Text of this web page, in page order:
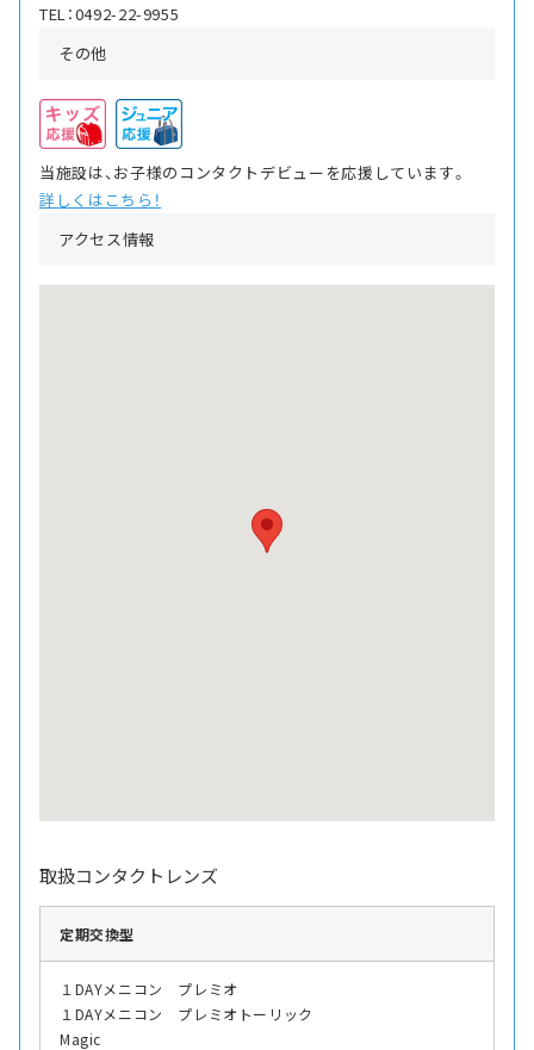
TEL：0492-22-9955
その他
当施設は、お子様のコンタクトデビューを応援しています。
詳しくはこちら！
アクセス情報
取扱コンタクトレンズ
定期交換型
１DAYメニコン プレミオ
１DAYメニコン プレミオトーリック
Magic